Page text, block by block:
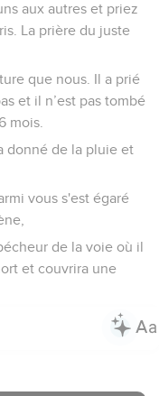
aux autres et priez
La prière du juste
que nous. Il a prié
et il n’est pas tombé
mois.
donné de la pluie et
vous s'est égaré
de la voie où il
et couvrira une